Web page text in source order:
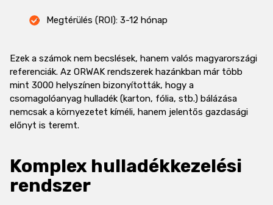
Megtérülés (ROI): 3-12 hónap
Ezek a számok nem becslések, hanem valós magyarországi
referenciák. Az ORWAK rendszerek hazánkban már több
mint 3000 helyszínen bizonyították, hogy a
csomagolóanyag hulladék (karton, fólia, stb.) bálázása
nemcsak a környezetet kíméli, hanem jelentős gazdasági
előnyt is teremt.
Komplex hulladékkezelési
rendszer